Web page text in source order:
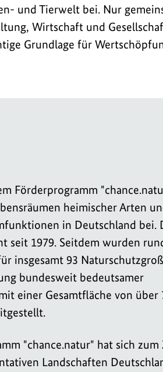
und Tierwelt bei. Nur
Wirtschaft und
Grundlage für
Förderprogramm
heimischer Arten
in Deutschland bei.
seit 1979. Seitdem wurden
insgesamt 93
bundesweit bedeutsamer
einer Gesamtfläche von über
"chance.natur" hat sich
Landschaften